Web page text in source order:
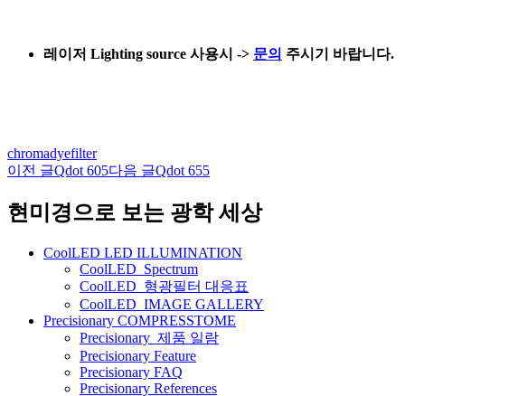
레이저 Lighting source 사용시 -> 문의 주시기 바랍니다.
chromadyefilter
글
네
이전 글Qdot 605다음 글Qdot 655
현미경으로 보는 광학 세상
CoolLED LED ILLUMINATION
CoolLED_Spectrum
CoolLED_형광필터 대응표
CoolLED_IMAGE GALLERY
Precisionary COMPRESSTOME
Precisionary_제품 일람
Precisionary Feature
Precisionary FAQ
Precisionary References